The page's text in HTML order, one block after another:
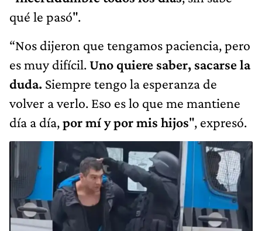
qué le pasó".
“Nos dijeron que tengamos paciencia, pero
es muy difícil.Uno quiere saber, sacarse la
duda. Siempre tengo la esperanza de
volver a verlo. Eso es lo que me mantiene
día a día,por mí y por mis hijos", expresó.